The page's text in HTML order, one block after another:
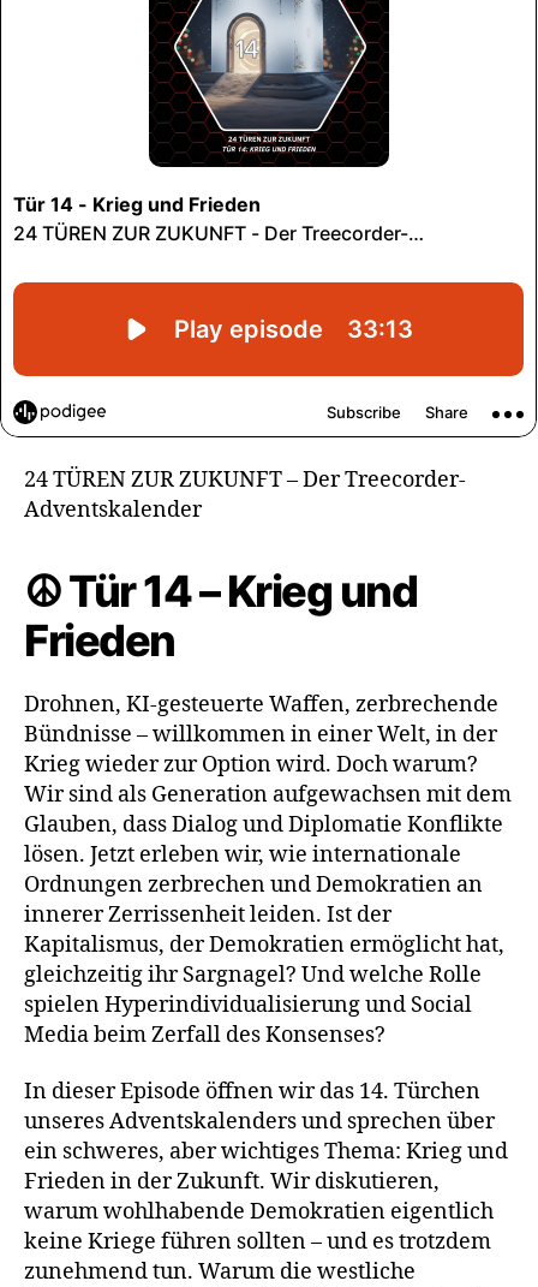
24 TÜREN ZUR ZUKUNFT – Der Treecorder-
Adventskalender
☮️ Tür 14 – Krieg und
Frieden
Drohnen, KI-gesteuerte Waffen, zerbrechende
Bündnisse – willkommen in einer Welt, in der
Krieg wieder zur Option wird. Doch warum?
Wir sind als Generation aufgewachsen mit dem
Glauben, dass Dialog und Diplomatie Konflikte
lösen. Jetzt erleben wir, wie internationale
Ordnungen zerbrechen und Demokratien an
innerer Zerrissenheit leiden. Ist der
Kapitalismus, der Demokratien ermöglicht hat,
gleichzeitig ihr Sargnagel? Und welche Rolle
spielen Hyperindividualisierung und Social
Media beim Zerfall des Konsenses?
In dieser Episode öffnen wir das 14. Türchen
unseres Adventskalenders und sprechen über
ein schweres, aber wichtiges Thema: Krieg und
Frieden in der Zukunft. Wir diskutieren,
warum wohlhabende Demokratien eigentlich
keine Kriege führen sollten – und es trotzdem
zunehmend tun. Warum die westliche